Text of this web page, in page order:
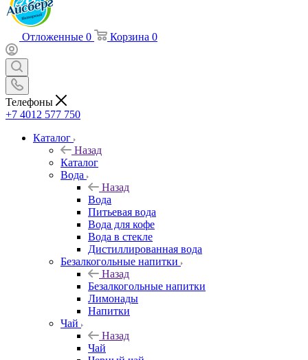
Отложенные 0 Корзина 0
Телефоны
+7 4012 577 750
Каталог
Назад
Каталог
Вода
Назад
Вода
Питьевая вода
Вода для кофе
Вода в стекле
Дистиллированная вода
Безалкогольные напитки
Назад
Безалкогольные напитки
Лимонады
Напитки
Чай
Назад
Чай